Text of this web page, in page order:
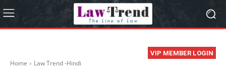
VIP MEMBER LOGIN
Home Law Trend -Hindi